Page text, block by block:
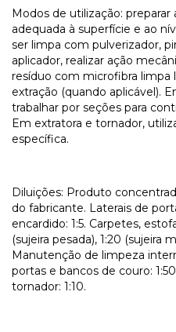
Modos de utilização: preparar
adequada à superfície e ao
ser limpa com pulverizador,
aplicador, realizar ação
resíduo com microfibra
extração (quando aplicável).
trabalhar por seções para
Em extratora e tornador,
específica.
Diluições: Produto
do fabricante. Laterais de
encardido: 1:5. Carpetes,
(sujeira pesada), 1:20 (sujeira
Manutenção de limpeza
portas e bancos de couro:
tornador: 1:10.